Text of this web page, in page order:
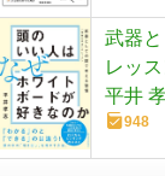
武器
レッ
平井
948